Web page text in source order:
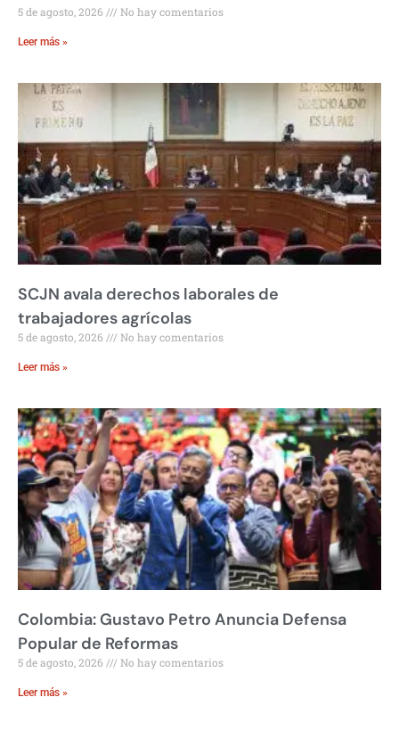
5 de agosto, 2026 No hay comentarios
Leer más »
SCJN avala derechos laborales de
trabajadores agrícolas
5 de agosto, 2026 No hay comentarios
Leer más »
Colombia: Gustavo Petro Anuncia Defensa
Popular de Reformas
5 de agosto, 2026 No hay comentarios
Leer más »